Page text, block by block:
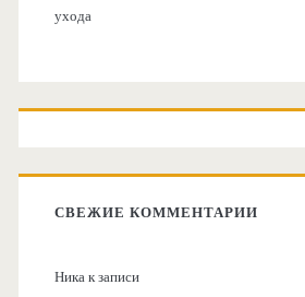
ухода
СВЕЖИЕ КОММЕНТАРИИ
Никак записи